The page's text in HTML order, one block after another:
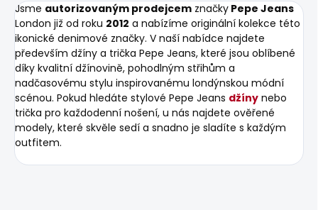
Jsme autorizovaným prodejcem značky Pepe Jeans
London již od roku 2012 a nabízíme originální kolekce této
ikonické denimové značky. V naší nabídce najdete
především džíny a trička Pepe Jeans, které jsou oblíbené
díky kvalitní džínovině, pohodlným střihům a
nadčasovému stylu inspirovanému londýnskou módní
scénou. Pokud hledáte stylové Pepe Jeans džíny nebo
trička pro každodenní nošení, u nás najdete ověřené
modely, které skvěle sedí a snadno je sladíte s každým
outfitem.